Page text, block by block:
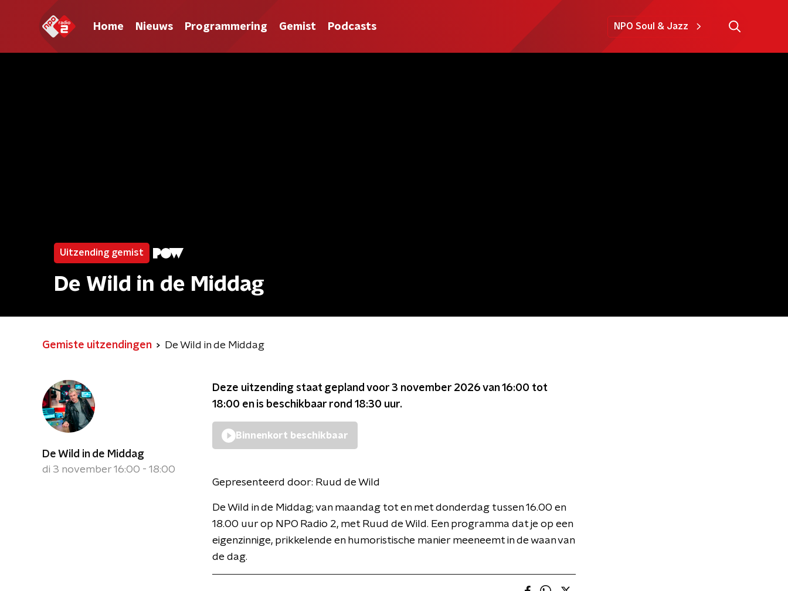
Home Nieuws Programmering Gemist Podcasts NPO Soul & Jazz
Uitzending gemist
De Wild in de Middag
Gemiste uitzendingen De Wild in de Middag
De Wild in de Middag
di 3 november 16:00 - 18:00
Deze uitzending staat gepland voor 3 november 2026 van 16:00 tot
18:00 en is beschikbaar rond 18:30 uur.
Binnenkort beschikbaar
Gepresenteerd door: Ruud de Wild
De Wild in de Middag; van maandag tot en met donderdag tussen 16.00 en
18.00 uur op NPO Radio 2, met Ruud de Wild. Een programma dat je op een
eigenzinnige, prikkelende en humoristische manier meeneemt in de waan van
de dag.